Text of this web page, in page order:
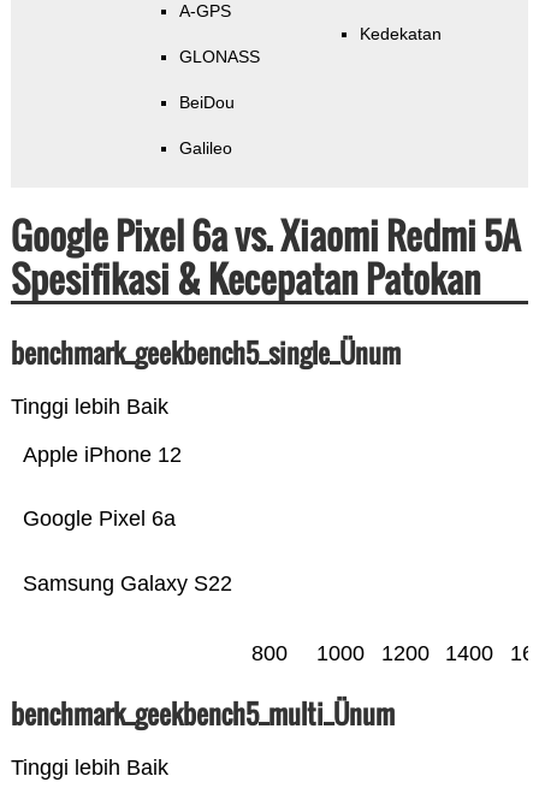
A-GPS
GLONASS
BeiDou
Galileo
Kedekatan
Google Pixel 6a vs. Xiaomi Redmi 5A
Spesifikasi & Kecepatan Patokan
benchmark_geekbench5_single_Ünum
Tinggi lebih Baik
Samsung Galaxy S22
Google Pixel 6a
Apple iPhone 12
800 1000 1200 1400
benchmark_geekbench5_multi_Ünum
Tinggi lebih Baik